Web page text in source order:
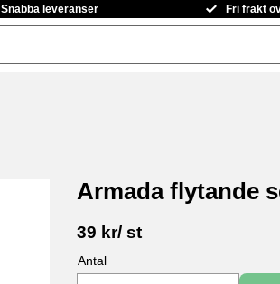
Snabba leveranser Fri frakt
Armada flytande
39 kr/ st
Antal